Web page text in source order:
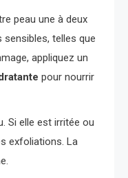
peau une à deux
telles que
appliquez un
pour nourrir
Si elle est irritée ou
exfoliations. La